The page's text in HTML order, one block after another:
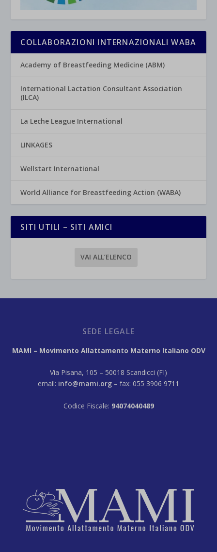
COLLABORAZIONI INTERNAZIONALI WABA
Academy of Breastfeeding Medicine (ABM)
International Lactation Consultant Association
(ILCA)
La Leche League International
LINKAGES
Wellstart International
World Alliance for Breastfeeding Action (WABA)
SITI UTILI – SITI AMICI
VAI ALL’ELENCO
SEDE LEGALE
MAMI – Movimento Allattamento Materno Italiano ODV
Via Pisana, 105 – 50018 Scandicci (FI)
email: info@mami.org – fax: 055 3906 9711
Codice Fiscale: 94074040489